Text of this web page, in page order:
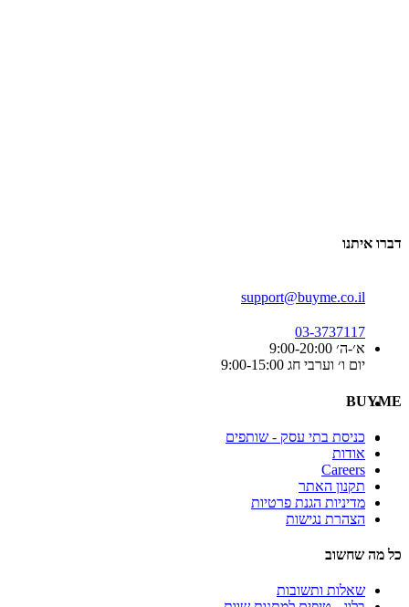
דברו איתנו
support@buyme.co.il
03-3737117
א׳-ה׳ 9:00-20:00
יום ו׳ וערבי חג 9:00-15:00
BUYME
כניסת בתי עסק - שותפים
אודות
Careers
תקנון האתר
מדיניות הגנת פרטיות
הצהרת נגישות
כל מה שחשוב
שאלות ותשובות